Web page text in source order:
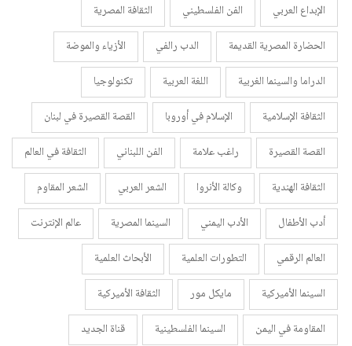
الإبداع العربي
الفن الفلسطيني
الثقافة المصرية
الحضارة المصرية القديمة
الدب رالفي
الأزياء والموضة
الدراما والسينما الغربية
اللغة العربية
تكنولوجيا
الثقافة الإسلامية
الإسلام في أوروبا
القصة القصيرة في لبنان
القصة القصيرة
راغب علامة الفن اللبناني
الثقافة في العالم
الثقافة الهندية
وكالة الأنروا الشعر العربي
الشعر المقاوم
أدب الأطفال
الأدب اليمني السينما المصرية
عالم الإنترنت
العالم الرقمي
التطورات العلمية
الأبحاث العلمية
السينما الأميركية
مايكل مور
الثقافة الأميركية
المقاومة في اليمن
السينما الفلسطينية
قناة الجديد